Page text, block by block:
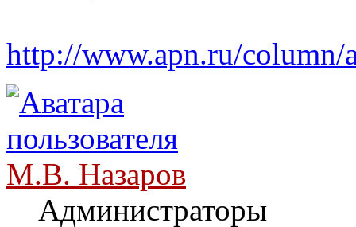
http://www.apn.ru/column/
М.В. Назаров
Администраторы